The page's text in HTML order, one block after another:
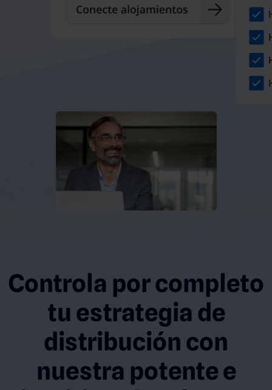
Controla por completo
tu estrategia de
distribución con
nuestra potente e